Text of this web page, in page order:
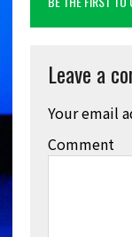
Leave a
Your email
Comment